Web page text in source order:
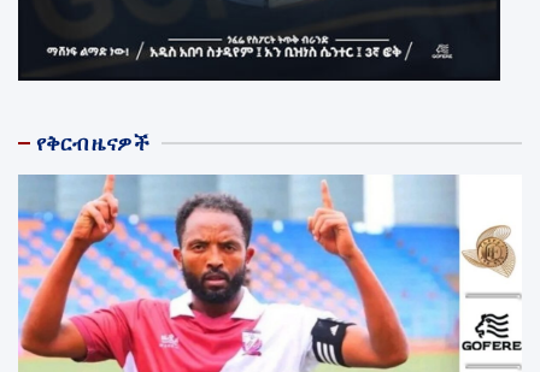
የቅርብ ዜናዎች